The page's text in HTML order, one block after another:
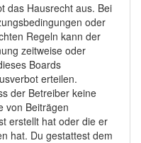
das Hausrecht aus. Bei
oder
Regeln kann der
zeitweise oder
Boards
erteilen.
der Betreiber keine
von Beiträgen
erstellt hat oder die er
hat. Du gestattest dem